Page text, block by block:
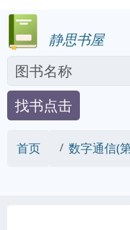
静思书屋
找书点击
首页 数字通信(